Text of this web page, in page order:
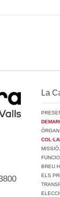
La
BREU
ELS